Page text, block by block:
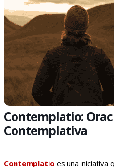
Contemplatio:
Contemplativa
Contemplatio es una iniciativa